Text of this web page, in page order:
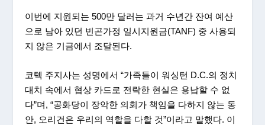
이번에 지원되는 500만 달러는 과거 수년간 잔여 예산
으로 남아 있던 빈곤가정 일시지원금(TANF) 중 사용되
지 않은 기금에서 조달된다.
코텍 주지사는 성명에서 “가족들이 워싱턴 D.C.의 정치
대치 속에서 협상 카드로 전락한 현실은 용납할 수 없
다”며, “공화당이 장악한 의회가 책임을 다하지 않는 동
안, 오리건은 우리의 역할을 다할 것”이라고 말했다. 이